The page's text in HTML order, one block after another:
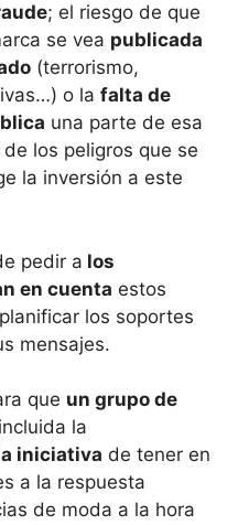
; el riesgo de que
se vea publicada
(terrorismo,
o la falta de
una parte de esa
los peligros que se
la inversión a este
pedir a los
en cuenta estos
los soportes
mensajes.
que un grupo de
la
iniciativa de tener en
a la respuesta
de moda a la hora